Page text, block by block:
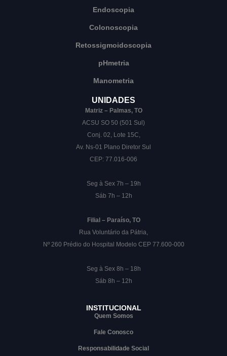
Endoscopia
Colonoscopia
Retossigmoidoscopia
pHmetria
Manometria
UNIDADES
Matriz – Palmas, TO
ACSU SO 50 (501 Sul)
Conj. 02, Lote 15C,
Av. Ns-01 Plano Diretor Sul
CEP: 77.016-006
Seg à Sex 7h – 19h
Sáb 7h – 12h
Filial – Paraíso, TO
Rua Voluntário da Pátria,
Nº 260 Prédio do Hospital Modelo CEP 77.600-000
Seg à Sex 8h – 18h
Sáb 8h – 12h
INSTITUCIONAL
Quem Somos
Fale Conosco
Responsabilidade Social